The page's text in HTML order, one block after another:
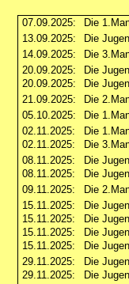
07.09.2025: Die
13.09.2025:
Die
14.09.2025:
Die
20.09.2025:
Die
20.09.2025:
Die
21.09.2025:
Die
05.10.2025:
Die
02.11.2025:
Die
02.11.2025:
Die
08.11.2025:
Die
08.11.2025:
Die
09.11.2025:
Die
15.11.2025:
Die
15.11.2025:
Die
15.11.2025:
Die
15.11.2025:
Die
29.11.2025:
Die
29.11.2025:
Die